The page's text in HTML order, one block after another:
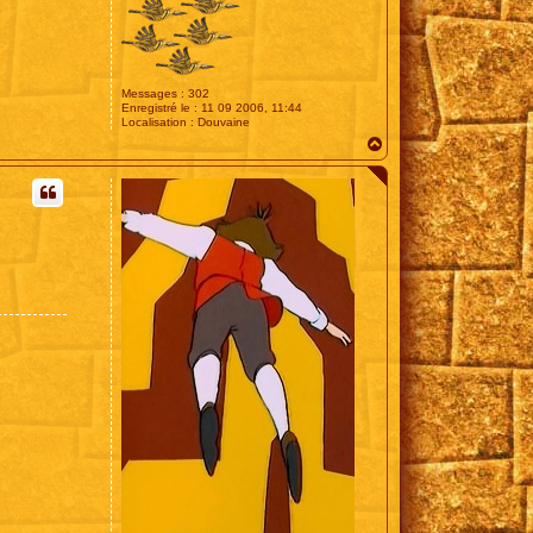
Messages : 302
Enregistré le : 11 09 2006, 11:44
Localisation : Douvaine
a
u